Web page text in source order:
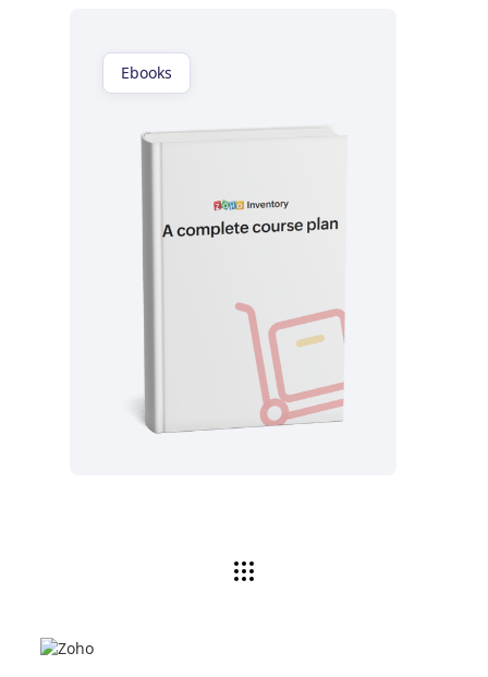
Ebooks
Lea ahora